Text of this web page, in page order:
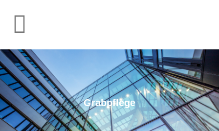
Grabpflege